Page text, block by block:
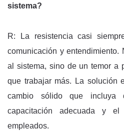
sistema?
R: La resistencia casi
comunicación y entendimiento.
al sistema, sino de un temor a
que trabajar más. La solución
cambio sólido que incluya
capacitación adecuada y
empleados.